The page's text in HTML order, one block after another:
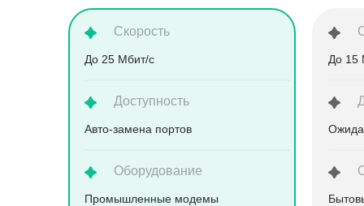
Скорость
До 25 Мбит/с
Доступность
До 15
Aвто-замена портов
Оборудование
Промышленные модемы